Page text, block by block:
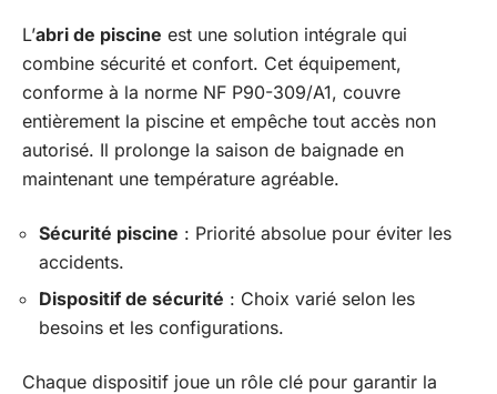
L’abri de piscine est une solution intégrale qui
combine sécurité et confort. Cet équipement,
conforme à la norme NF P90-309/A1, couvre
entièrement la piscine et empêche tout accès non
autorisé. Il prolonge la saison de baignade en
maintenant une température agréable.
Sécurité piscine : Priorité absolue pour éviter les
accidents.
Dispositif de sécurité : Choix varié selon les
besoins et les configurations.
Chaque dispositif joue un rôle clé pour garantir la